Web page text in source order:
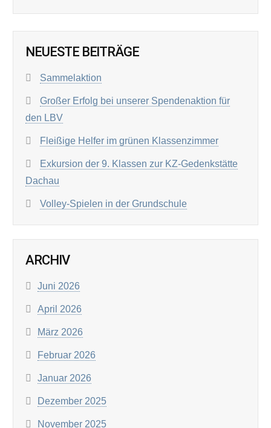
NEUESTE BEITRÄGE
Sammelaktion
Großer Erfolg bei unserer Spendenaktion für
den LBV
Fleißige Helfer im grünen Klassenzimmer
Exkursion der 9. Klassen zur KZ-Gedenkstätte
Dachau
Volley-Spielen in der Grundschule
ARCHIV
Juni 2026
April 2026
März 2026
Februar 2026
Januar 2026
Dezember 2025
November 2025